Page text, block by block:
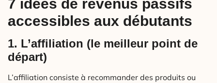
7 idées de revenus passifs
accessibles aux débutants
1. L’affiliation (le meilleur point de
départ)
L’affiliation consiste à recommander des produits ou